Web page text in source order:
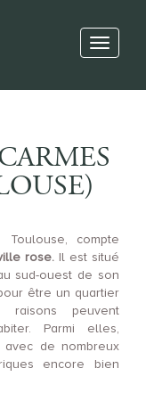
Toulouse, compte
rose. Il est situé
sud-ouest de son
être un quartier
raisons peuvent
Parmi elles,
avec de nombreux
encore bien